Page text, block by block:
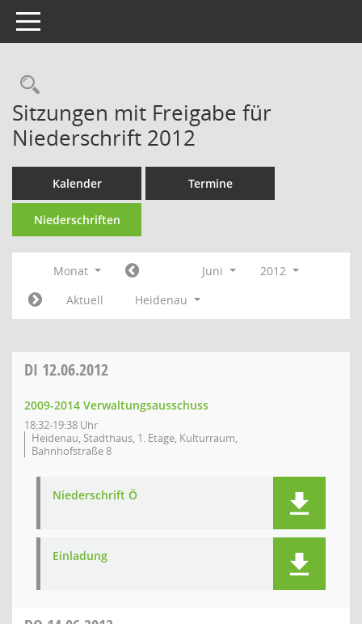
Toggle navigation
Rechercheauswahl
Sitzungen mit Freigabe für
Niederschrift 2012
Kalender Termine
Niederschriften
Monat Juni
2012
Aktuell
Heidenau
DI 12.06.2012
2009-2014 Verwaltungsausschuss
18:32-19:38 Uhr
Heidenau, Stadthaus, 1. Etage, Kulturraum,
Bahnhofstraße 8
Niederschrift Ö
Einladung